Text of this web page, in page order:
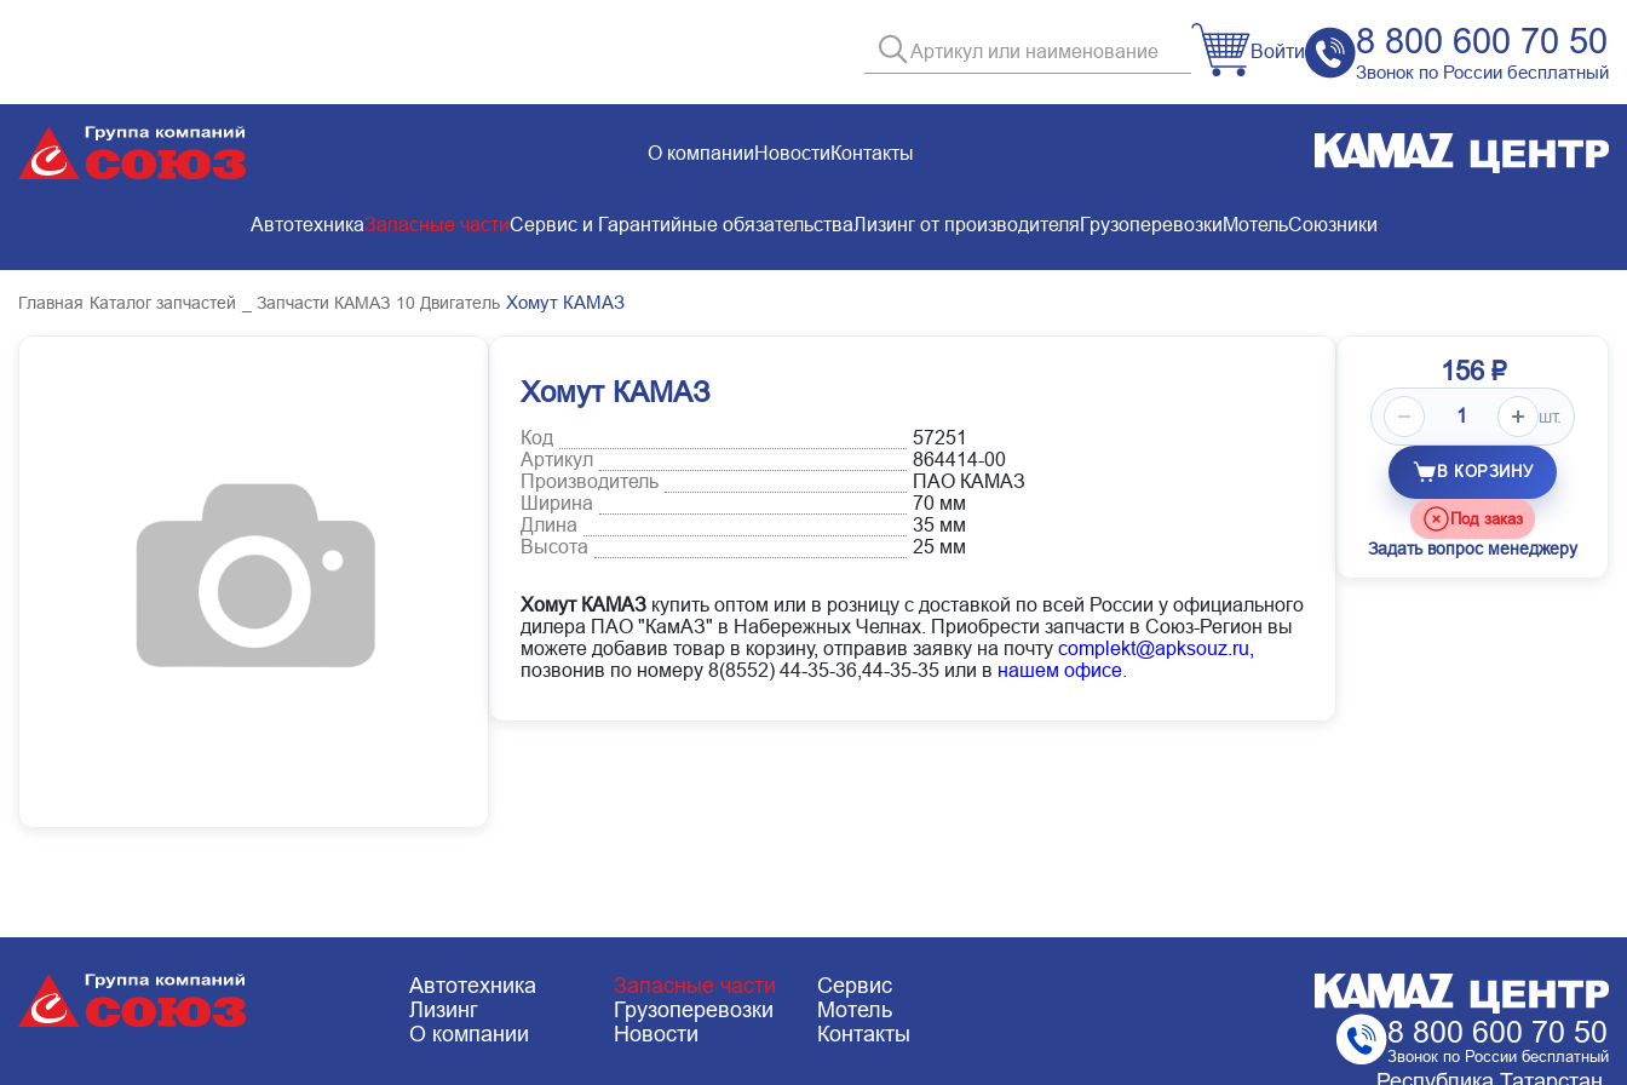
Войти 8 800 600 70 50
Звонок по России бесплатный
О компанииНовостиКонтакты
АвтотехникаЗапасные частиСервис и Гарантийные обязательстваЛизинг от производителяГрузоперевозкиМотельСоюзники
Главная Каталог запчастей _ Запчасти КАМАЗ 10 Двигатель Хомут КАМАЗ
Хомут КАМАЗ
Код
57251
Артикул
864414-00
Производитель
ПАО КАМАЗ
Ширина
70 мм
Длина
35 мм
Высота
25 мм
Хомут КАМАЗ купить оптом или в розницу с доставкой по всей России у официального
дилера ПАО "КамАЗ" в Набережных Челнах. Приобрести запчасти в Союз-Регион вы
можете добавив товар в корзину, отправив заявку на почту complekt@apksouz.ru,
позвонив по номеру 8(8552) 44-35-36,44-35-35 или в нашем офисе
156 ₽
шт.
В КОРЗИНУ
Под заказ
Задать вопрос менеджеру
Автотехника Запасные части
Сервис
Лизинг
Грузоперевозки
Мотель
О компании
Новости Контакты 8 800 600 70 50
Звонок по России бесплатный